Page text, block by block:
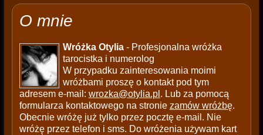
O mnie
Wróżka Otylia- Profesjonalna wróżka
tarocistka i numerolog
W przypadku zainteresowania moimi
wróżbami proszę o kontakt pod tym
adresem e-mail: wrozka@otylia.pl . Lub za pomocą
formularza kontaktowego na stronie zamów wróżbę.
Obecnie wróżę już tylko przez pocztę e-mail. Nie
wróżę przez telefon i sms. Do wróżenia używam kart